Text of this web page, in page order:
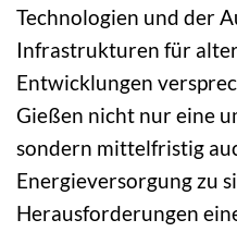
Technologien und der
Infrastrukturen für
Entwicklungen
Gießen nicht nur eine
sondern mittelfristig
Energieversorgung zu
Herausforderungen